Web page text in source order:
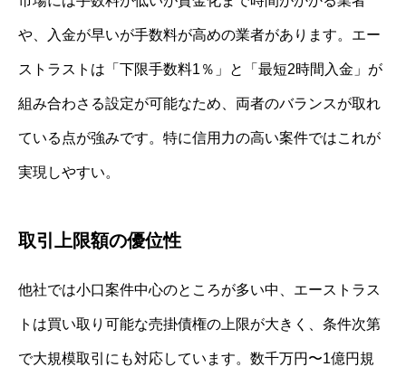
や、入金が早いが手数料が高めの業者があります。エー
ストラストは「下限手数料1％」と「最短2時間入金」が
組み合わさる設定が可能なため、両者のバランスが取れ
ている点が強みです。特に信用力の高い案件ではこれが
実現しやすい。
取引上限額の優位性
他社では小口案件中心のところが多い中、エーストラス
トは買い取り可能な売掛債権の上限が大きく、条件次第
で大規模取引にも対応しています。数千万円〜1億円規